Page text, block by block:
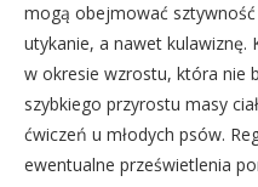
mogą obejmować sztywność
utykanie, a nawet kulawiznę.
w okresie wzrostu, która nie
szybkiego przyrostu masy
ćwiczeń u młodych psów.
ewentualne prześwietlenia